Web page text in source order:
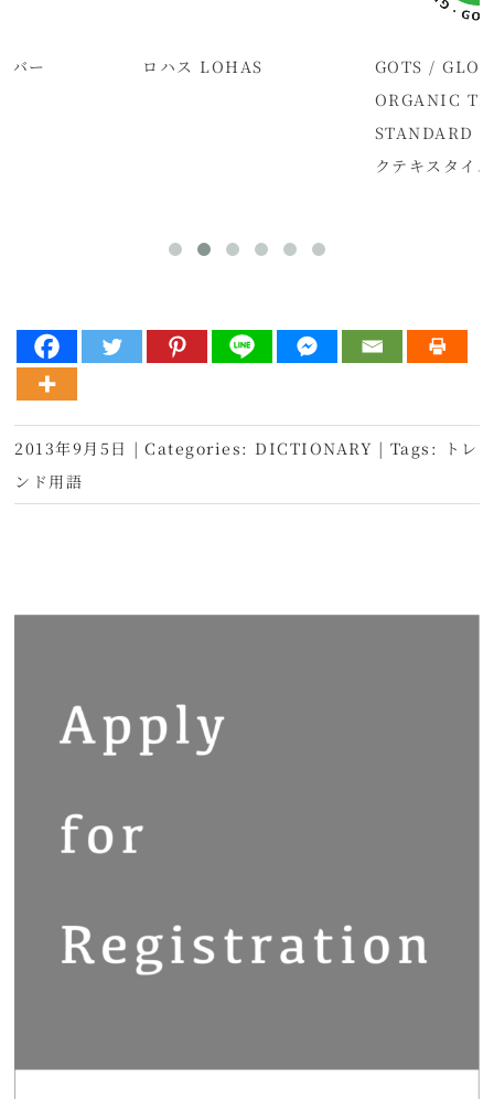
バー ロハス LOHAS
GOTS /
ORGANIC
STANDARD【
クテキスタイ
2013年9月5日 | Categories: DICTIONARY | Tags:
トレ
ンド用語